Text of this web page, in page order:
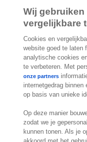
2.000
helpen
Contact
Exact Belgium
Koningin Astridlaan 166
1780 Wemmel
Wij
vergelijkbare
Cookies en
website goed te laten
analytische cookies
te verbeteren. Met
onze partners
internetgedrag
op basis van unieke
Op deze manier
zodat we je
kunnen tonen. Als je